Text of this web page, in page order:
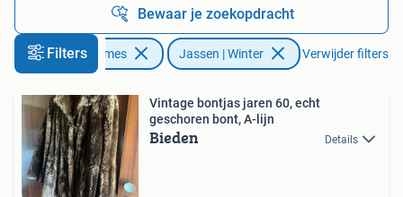
Bewaar je zoekopdracht
Filters
Kleding | Dames Jassen | Winter Verwijder filters
Vintage bontjas jaren 60, echt
geschoren bont, A-lijn
Bieden Details